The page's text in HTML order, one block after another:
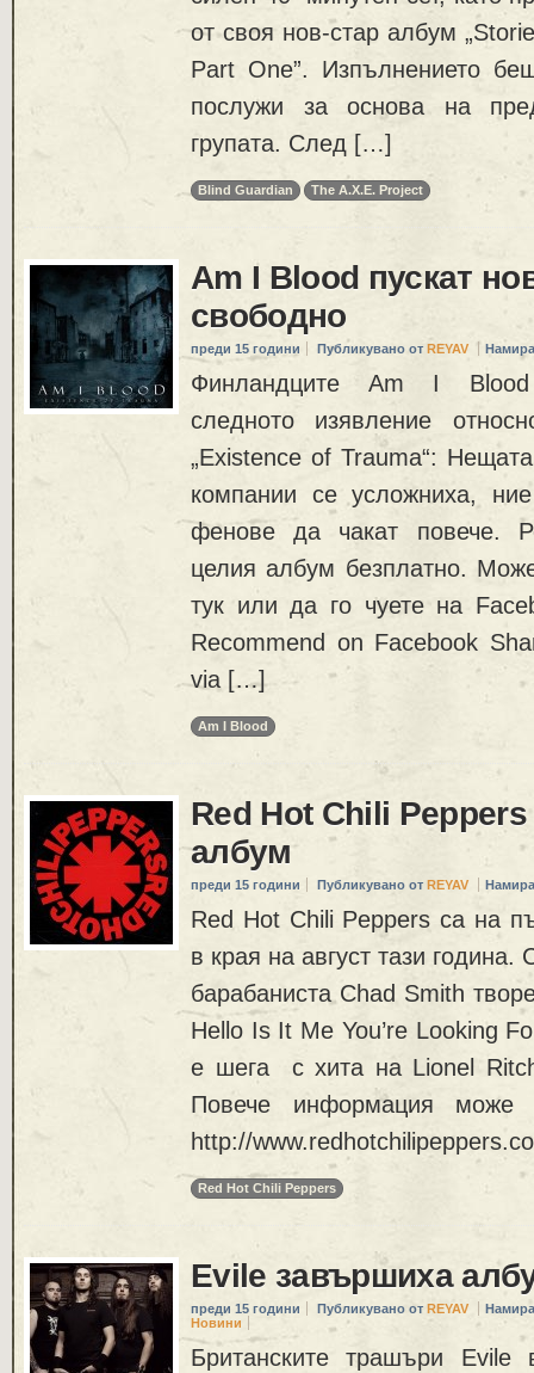
от своя нов-стар албум
Part One”. Изпълнението
послужи за основа на
групата. След […]
Blind Guardian The A.X.E. Project
Am I Blood пускат
свободно
преди 15 години Публикувано от REYAV
Финландците Am I
следното изявление
„Existence of Trauma“:
компании се усложниха,
фенове да чакат повече.
целия албум безплатно.
тук или да го чуете на
Recommend on Facebook
via […]
Am I Blood
Red Hot Chili Peppers
албум
преди 15 години Публикувано от REYAV
Red Hot Chili Peppers са на
в края на август тази
барабаниста Chad Smith
Hello Is It Me You’re Looking
е шега с хита на Lionel
Повече информация
http://
Red Hot Chili Peppers
Evile завършиха
преди 15 години Публикувано от REYAV
Новини
Британските трашъри